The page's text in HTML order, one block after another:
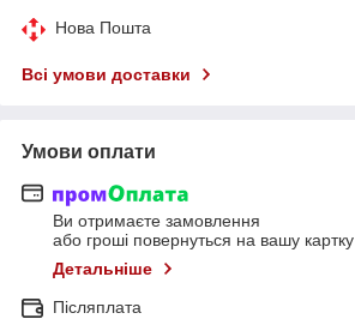
Нова Пошта
Всі умови доставки
Умови оплати
Ви отримаєте замовлення
або гроші повернуться на вашу картку
Детальніше
Післяплата